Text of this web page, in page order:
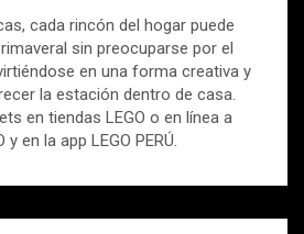
cada rincón del hogar puede
sin preocuparse por el
en una forma creativa y
la estación dentro de casa.
en tiendas LEGO o en línea a
en la app LEGO PERÚ.